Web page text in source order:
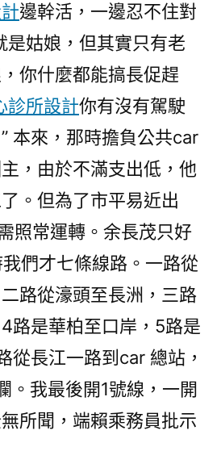
邊幹活，一邊忍不住對
是姑娘，但其實只有老
你什麼都能搞長促趕
診所設計你有沒有駕駛
本來，那時擔負公共car
，由於不滿支出低，他
。但為了市平易近出
照常運轉。余長茂只好
我們才七條線路。一路從
路從濠頭至長洲，三路
路是華柏至口岸，5路是
從長江一路到car 總站，
。我最後開1號線，一開
所聞，端賴乘務員批示